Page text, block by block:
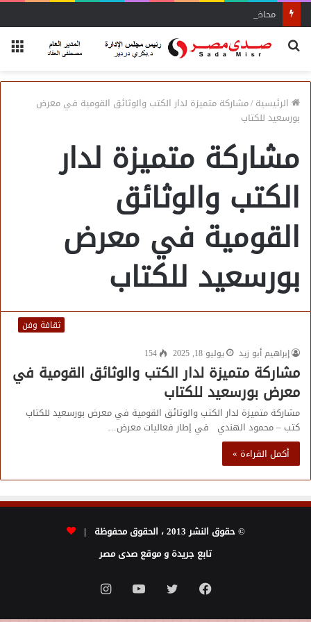
محاضرة مفتي الجمهورية «مسك ختام» فعاليات الفوج الأول
بحث
الرئيسية/مشاركة متميزة لدار الكتب والوثائق القومية في معرض
بورسعيد للكتاب
مشاركة متميزة لدار
الكتب والوثائق
القومية في معرض
بورسعيد للكتاب
ثقافة وفن
إبراهيم أبو زيد
يوليو 18, 2025 154
مشاركة متميزة لدار الكتب والوثائق القومية في
معرض بورسعيد للكتاب
مشاركة متميزة لدار الكتب والوثائق القومية في معرض بورسعيد للكتاب
كتب – محمود الهندي في إطار فعاليات معرض…
أكمل القراءة »
© حقوق النشر 2013 ، الحقوق محفوظة |
تابع جريدة و موقع صدى مصر
فيسبوك تويتر يوتيوبانستقرام